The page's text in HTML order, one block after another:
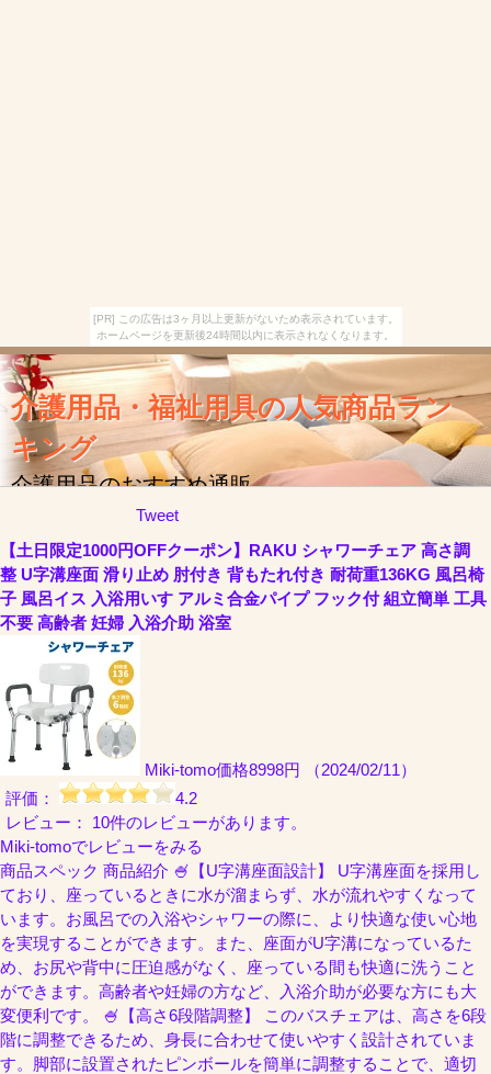
[PR] この広告は3ヶ月以上更新がないため表示されています。
ホームページを更新後24時間以内に表示されなくなります。
介護用品・福祉用具の人気商品ラン
キング
介護用品のおすすめ通販
Tweet
【土日限定1000円OFFクーポン】RAKU シャワーチェア 高さ調
整 U字溝座面 滑り止め 肘付き 背もたれ付き 耐荷重136KG 風呂椅
子 風呂イス 入浴用いす アルミ合金パイプ フック付 組立簡単 工具
不要 高齢者 妊婦 入浴介助 浴室
Miki-tomo価格8998円 （2024/02/11）
評価：
4.2
レビュー： 10件のレビューがあります。
Miki-tomoでレビューをみる
商品スペック 商品紹介 🍧【U字溝座面設計】 U字溝座面を採用し
ており、座っているときに水が溜まらず、水が流れやすくなって
います。お風呂での入浴やシャワーの際に、より快適な使い心地
を実現することができます。また、座面がU字溝になっているた
め、お尻や背中に圧迫感がなく、座っている間も快適に洗うこと
ができます。高齢者や妊婦の方など、入浴介助が必要な方にも大
変便利です。 🍧【高さ6段階調整】 このバスチェアは、高さを6段
階に調整できるため、身長に合わせて使いやすく設計されていま
す。脚部に設置されたピンボールを簡単に調整することで、適切